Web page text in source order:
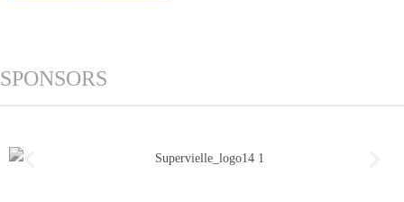
SPONSORS